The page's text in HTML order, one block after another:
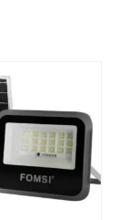
site dans